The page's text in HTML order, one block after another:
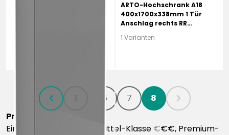
ARTO-Hochschrank A18
400x1700x338mm 1 Tür
Anschlag rechts RR
1 Varianten
chevronLeft 6 7 8 chevronRight
Preisklassen
Einstiegs-Klasse
€, Mittel-Klasse €€€, Premium-